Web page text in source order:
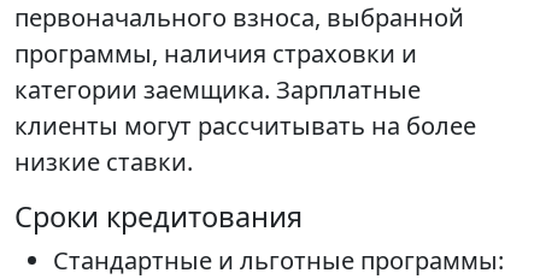
первоначального взноса, выбранной
программы, наличия страховки и
категории заемщика. Зарплатные
клиенты могут рассчитывать на более
низкие ставки.
Сроки кредитования
Стандартные и льготные программы: